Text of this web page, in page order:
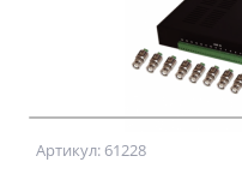
Артикул: 61228